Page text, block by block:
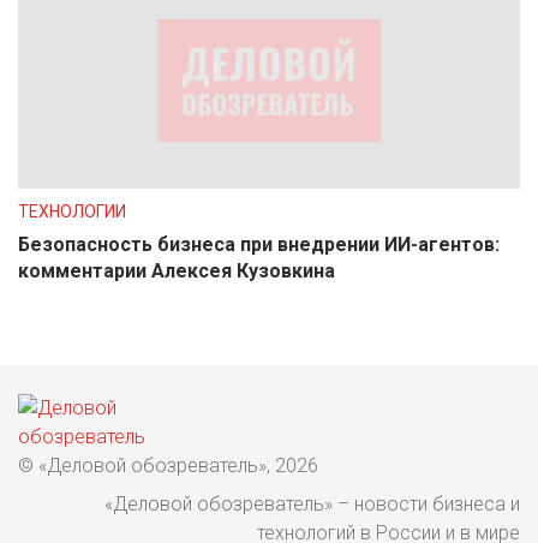
ТЕХНОЛОГИИ
Безопасность бизнеса при внедрении ИИ-агентов:
комментарии Алексея Кузовкина
© «Деловой обозреватель», 2026
«Деловой обозреватель» – новости бизнеса и
технологий в России и в мире